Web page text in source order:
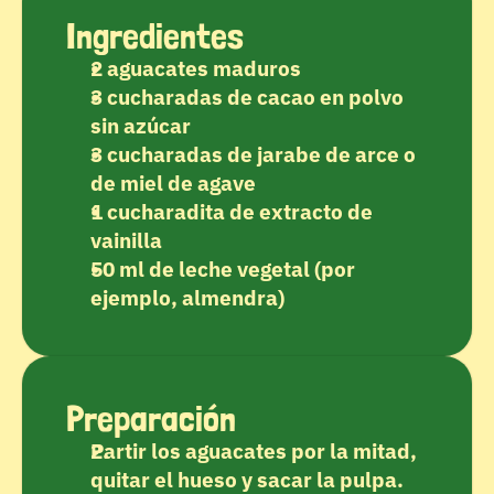
Ingredientes
2 aguacates maduros
3 cucharadas de cacao en polvo
sin azúcar
3 cucharadas de jarabe de arce o
de miel de agave
1 cucharadita de extracto de
vainilla
50 ml de leche vegetal (por
ejemplo, almendra)
Preparación
Partir los aguacates por la mitad,
quitar el hueso y sacar la pulpa.